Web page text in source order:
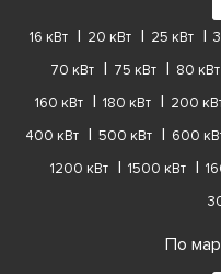
16 кВт 20 кВт 25 кВт
70 кВт
75 кВт 80 кВт
160 кВт
180 кВт 200
400 кВт
500 кВт 600
1200 кВт
1500 кВт
По